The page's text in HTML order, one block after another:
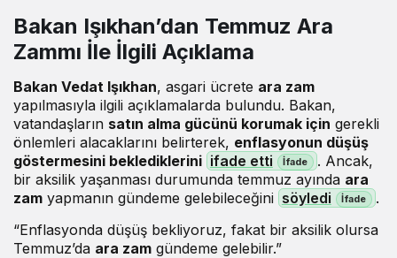
Bakan Işıkhan’dan Temmuz Ara
Zammı İle İlgili Açıklama
Bakan Vedat Işıkhan, asgari ücrete ara zam
yapılmasıyla ilgili açıklamalarda bulundu. Bakan,
vatandaşların satın alma gücünü korumak için gerekli
önlemleri alacaklarını belirterek, enflasyonun düşüş
göstermesini beklediklerini ifade etti
. Ancak,
bir aksilik yaşanması durumunda temmuz ayında ara
zam yapmanın gündeme gelebileceğini söyledi
.
“Enflasyonda düşüş bekliyoruz, fakat bir aksilik olursa
Temmuz’da ara zam gündeme gelebilir.”